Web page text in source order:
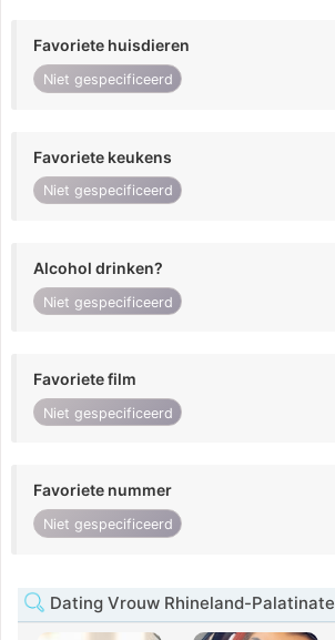
Favoriete huisdieren
Niet gespecificeerd
Favoriete keukens
Niet gespecificeerd
Alcohol drinken?
Niet gespecificeerd
Favoriete film
Niet gespecificeerd
Favoriete nummer
Niet gespecificeerd
Dating Vrouw Rhineland-Palatinate